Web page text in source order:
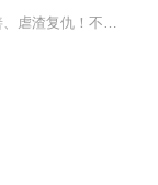
上一世，陆染被至亲与白莲花妹妹联手算计，含恨而终。一朝重生，她眼底再无软弱，只想手撕伪善、虐渣复仇！不再任人欺凌，不恋虚假亲情，她步步为营，锋芒毕露，在商界一路逆袭。意外撞上权势滔天的厉少，他宠她护她，为她扫清障碍，予她极致偏爱。且看桃...